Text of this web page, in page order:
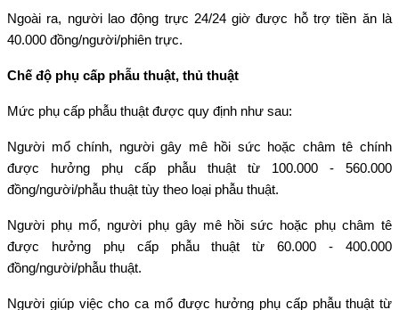
Ngoài ra, người lao động trực 24/24 giờ được hỗ trợ tiền ăn là
40.000 đồng/người/phiên trực.
Chế độ phụ cấp phẫu thuật, thủ thuật
Mức phụ cấp phẫu thuật được quy định như sau:
Người mổ chính, người gây mê hồi sức hoặc châm tê chính
được hưởng phụ cấp phẫu thuật từ 100.000 - 560.000
đồng/người/phẫu thuật tùy theo loại phẫu thuật.
Người phụ mổ, người phụ gây mê hồi sức hoặc phụ châm tê
được hưởng phụ cấp phẫu thuật từ 60.000 - 400.000
đồng/người/phẫu thuật.
Người giúp việc cho ca mổ được hưởng phụ cấp phẫu thuật từ